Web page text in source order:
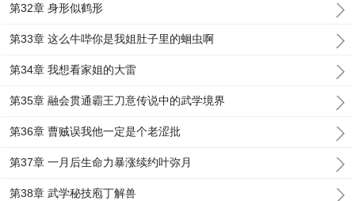
第32章 身形似鹤形
第33章 这么牛哔你是我姐肚子里的蛔虫啊
第34章 我想看家姐的大雷
第35章 融会贯通霸王刀意传说中的武学境界
第36章 曹贼误我他一定是个老涩批
第37章 一月后生命力暴涨续约叶弥月
第38章 武学秘技庖丁解兽